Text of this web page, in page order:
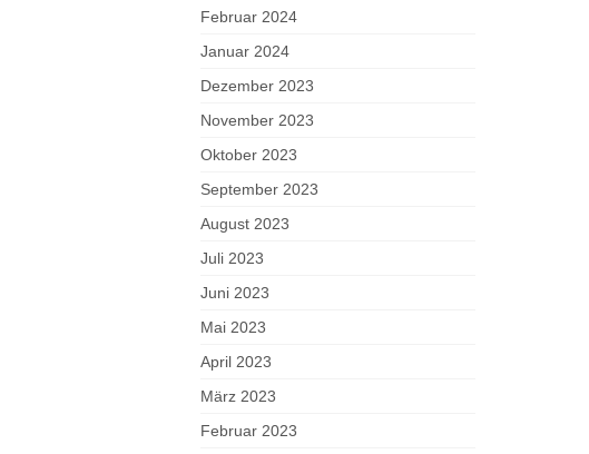
Februar 2024
Januar 2024
Dezember 2023
November 2023
Oktober 2023
September 2023
August 2023
Juli 2023
Juni 2023
Mai 2023
April 2023
März 2023
Februar 2023